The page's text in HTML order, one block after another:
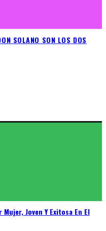
SOLANO SON LOS DOS
Joven Y Exitosa En El